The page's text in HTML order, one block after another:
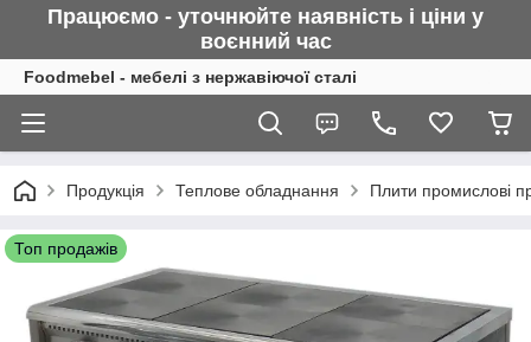
Працюємо - уточнюйте наявність і ціни у
воєнний час
Foodmebel - мебелі з нержавіючої сталі
Продукція Теплове обладнання Плити промислові
Топ продажів